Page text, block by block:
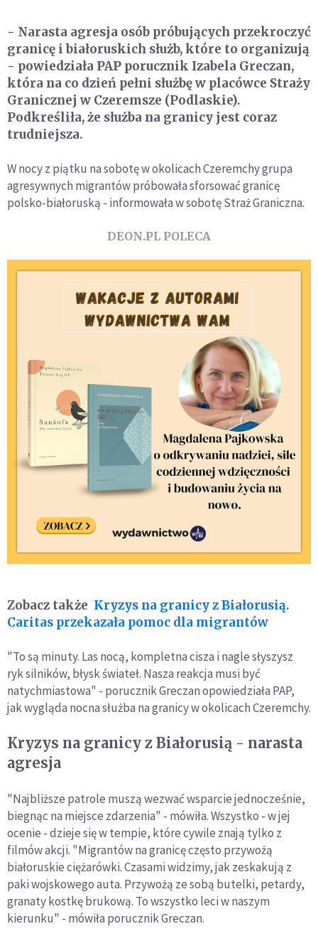
- Narasta agresja osób próbujących przekroczyć
granicę i białoruskich służb, które to organizują
- powiedziała PAP porucznik Izabela Greczan,
która na co dzień pełni służbę w placówce Straży
Granicznej w Czeremsze (Podlaskie).
Podkreśliła, że służba na granicy jest coraz
trudniejsza.
W nocy z piątku na sobotę w okolicach Czeremchy grupa
agresywnych migrantów próbowała sforsować granicę
polsko-białoruską - informowała w sobotę Straż Graniczna.
DEON.PL POLECA
Zobacz także Kryzys na granicy z Białorusią.
Caritas przekazała pomoc dla migrantów
"To są minuty. Las nocą, kompletna cisza i nagle słyszysz
ryk silników, błysk świateł. Nasza reakcja musi być
natychmiastowa" - porucznik Greczan opowiedziała PAP,
jak wygląda nocna służba na granicy w okolicach Czeremchy.
Kryzys na granicy z Białorusią - narasta
agresja
"Najbliższe patrole muszą wezwać wsparcie jednocześnie,
biegnąc na miejsce zdarzenia" - mówiła. Wszystko - w jej
ocenie - dzieje się w tempie, które cywile znają tylko z
filmów akcji. "Migrantów na granicę często przywożą
białoruskie ciężarówki. Czasami widzimy, jak zeskakują z
paki wojskowego auta. Przywożą ze sobą butelki, petardy,
granaty kostkę brukową. To wszystko leci w naszym
kierunku" - mówiła porucznik Greczan.